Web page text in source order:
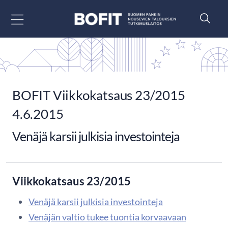
BOFIT Viikkokatsaus 23/2015
4.6.2015
Venäjä karsii julkisia investointeja
Viikkokatsaus 23/2015
Venäjä karsii julkisia investointeja
Venäjän valtio tukee tuontia korvaavaan